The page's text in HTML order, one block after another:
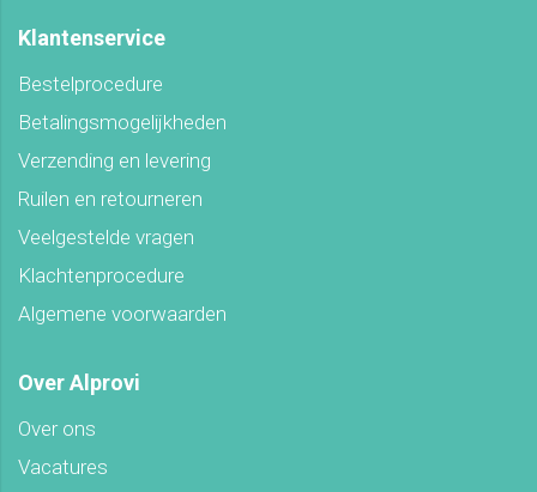
Klantenservice
Bestelprocedure
Betalingsmogelijkheden
Verzending en levering
Ruilen en retourneren
Veelgestelde vragen
Klachtenprocedure
Algemene voorwaarden
Over Alprovi
Over ons
Vacatures